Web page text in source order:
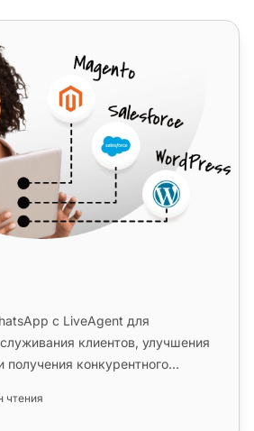
с LiveAgent для
клиентов, улучшения
получения конкурентного
чтения